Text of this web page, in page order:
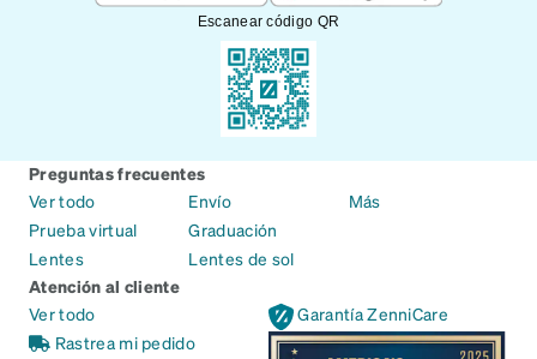
Escanear código QR
Preguntas frecuentes
Ver todo
Prueba virtual
Lentes
Envío
Graduación
Lentes de sol
Más
Atención al cliente
Ver todo
Rastrea mi pedido
Garantía ZenniCare